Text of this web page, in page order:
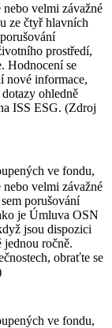
velmi závažné
ze čtyř hlavních
prostředí,
Hodnocení se
nové informace,
ohledně
ISS ESG. (Zdroj
ve fondu,
velmi závažné
porušování
je Úmluva OSN
jsou dispozici
jednou ročně.
obraťte se
ve fondu,